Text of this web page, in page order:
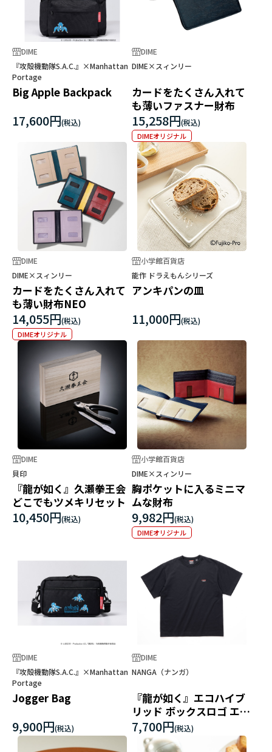
DIME
『攻殻機動隊S.A.C.』×Manhattan
Portage
Big Apple Backpack
17,600円
DIME
DIME×スィンリー
カードをたくさん入れて
も薄いファスナー財布
15,258円
DIMEオリジナル
DIME
DIME×スィンリー
カードをたくさん入れて
も薄い財布NEO
14,055円
DIMEオリジナル
小学館百貨店
能作 ドラえもんシリーズ
アンキパンの皿
11,000円
DIME
貝印
『龍が如く』久瀬拳王会
どこでもツメキリセット
10,450円
小学館百貨店
DIME×スィンリー
胸ポケットに入るミニマ
ムな財布
9,982円
DIMEオリジナル
DIME
『攻殻機動隊S.A.C.』×Manhattan
Portage
Jogger Bag
9,900円
DIME
NANGA（ナンガ）
『龍が如く』エコハイブ
リッド ボックスロゴ エン
ブロイダリーTシャツ
7,700円